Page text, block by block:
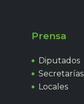
Prensa
Diputados
Secretarías
Locales